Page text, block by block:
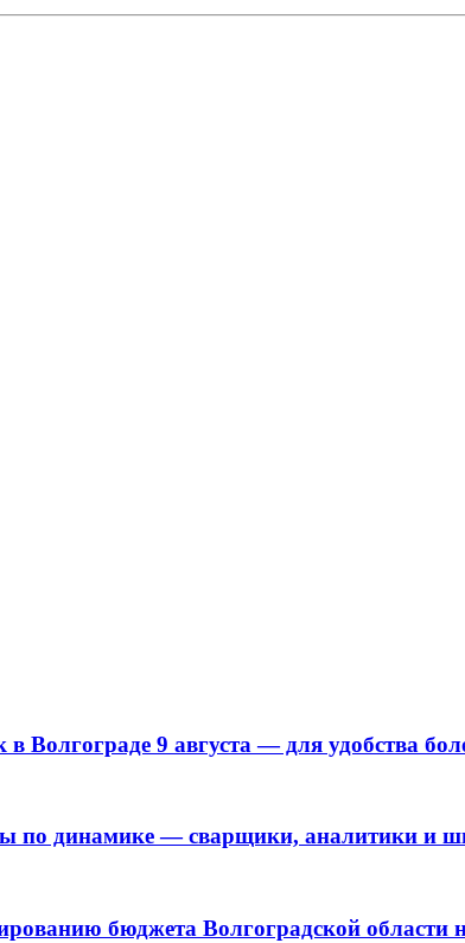
Волгограде 9 августа — для удобства
по динамике — сварщики, аналитики и
бюджета Волгоградской области